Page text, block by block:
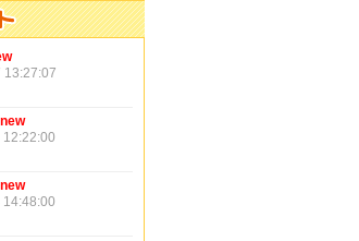
13:27:07
new
new